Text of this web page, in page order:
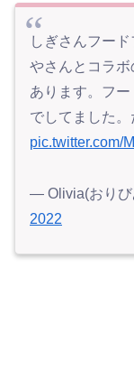
しぎさんフー
やさんとコラ
あります。フ
でしてました。
pic.twitter.com/
— Olivia(おりび
2022